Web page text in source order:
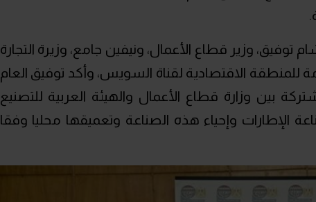
وزير قطاع الأعمال، ونيفين جامع، وزيرة التجارة
للمنطقة الاقتصادية لقناة السويس، وأكد توفيق العام
بين وزارة قطاع الأعمال والهيئة العربية للتصنيع
الإطارات وإحياء هذه الصناعة وتعميقها محليا وفقا